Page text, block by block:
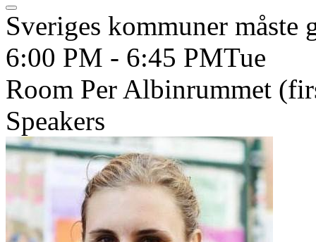
Sveriges kommuner
6:00 PM - 6:45 PMTue
Room Per Albinrummet
Speakers